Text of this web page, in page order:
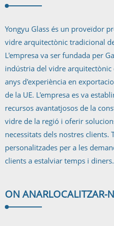
Yongyu Glass és un proveïdor
vidre arquitectònic tradicional
L'empresa va ser fundada per
indústria del vidre arquitectònic
anys d'experiència en
de la UE. L'empresa es va
recursos avantatjosos de la
vidre de la regió i oferir
necessitats dels nostres clients.
personalitzades per a les
clients a estalviar temps i diners.
ON ANARLOCALITZAR-